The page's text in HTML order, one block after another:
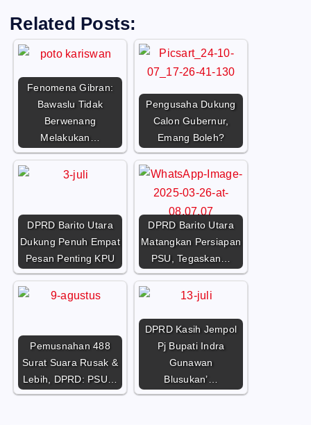
Related Posts:
Fenomena Gibran:
Bawaslu Tidak
Berwenang
Melakukan…
Pengusaha Dukung
Calon Gubernur,
Emang Boleh?
DPRD Barito Utara
Dukung Penuh Empat
Pesan Penting KPU
DPRD Barito Utara
Matangkan Persiapan
PSU, Tegaskan…
Pemusnahan 488
Surat Suara Rusak &
Lebih, DPRD: PSU…
DPRD Kasih Jempol
Pj Bupati Indra
Gunawan
Blusukan’…